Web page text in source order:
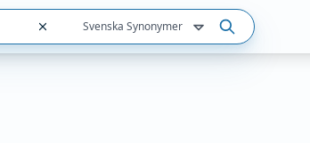
Svenska Synonymer